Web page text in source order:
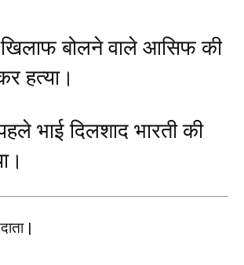
बोलने वाले आसिफ की
हत्या।
भाई दिलशाद भारती की
|